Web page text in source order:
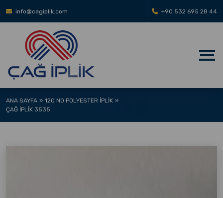
info@cagiplik.com +90 532 695 28 44
ANA SAYFA
120 NO POLYESTER İPLIK
ÇAĞ İPLIK 3535